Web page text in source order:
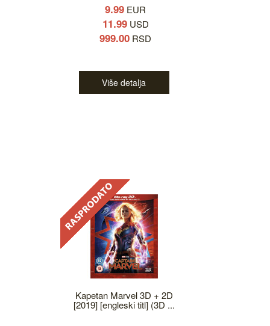
9.99 EUR
11.99USD
999.00 RSD
Više detalja
Kapetan Marvel 3D + 2D
[2019] [engleski titl] (3D ...